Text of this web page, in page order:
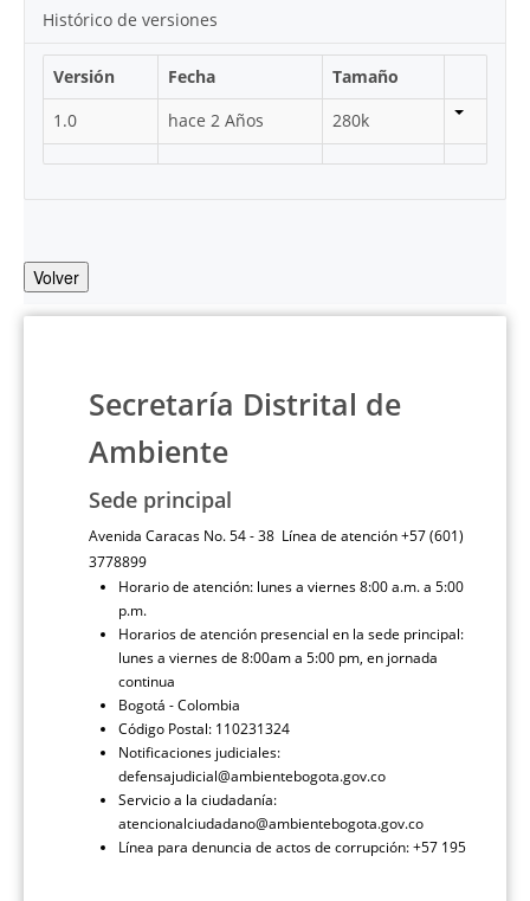
Histórico de versiones
Versión Fecha
Tamaño
1.0
hace 2 Años 280k
Volver
Secretaría Distrital de
Ambiente
Sede principal
Avenida Caracas No. 54 - 38 Línea de atención +57 (601)
3778899
Horario de atención: lunes a viernes 8:00 a.m. a 5:00
p.m.
Horarios de atención presencial en la sede principal:
lunes a viernes de 8:00am a 5:00 pm, en jornada
continua
Bogotá - Colombia
Código Postal: 110231324
Notificaciones judiciales:
defensajudicial@ambientebogota.gov.co
Servicio a la ciudadanía:
atencionalciudadano@ambientebogota.gov.co
Línea para denuncia de actos de corrupción: +57 195